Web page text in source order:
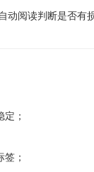
动阅读判断是否有
；
；